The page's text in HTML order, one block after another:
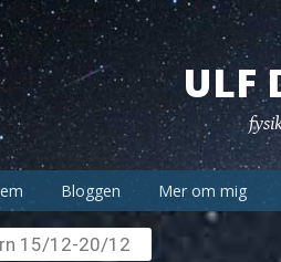
ULF
Bloggen Mer om mig
15/12-20/12